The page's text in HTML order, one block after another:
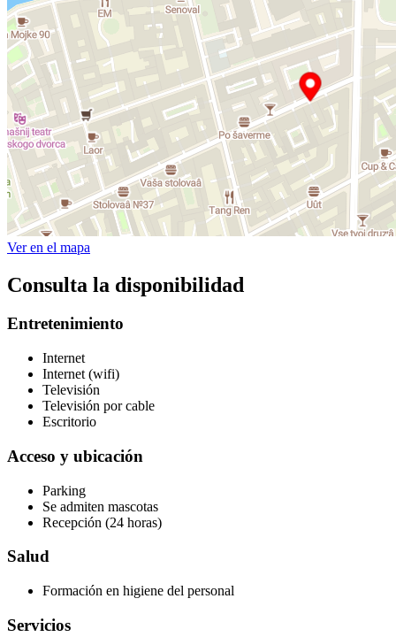
Ver en el mapa
Consulta la disponibilidad
Entretenimiento
Internet
Internet (wifi)
Televisión
Televisión por cable
Escritorio
Acceso y ubicación
Parking
Se admiten mascotas
Recepción (24 horas)
Salud
Formación en higiene del personal
Servicios